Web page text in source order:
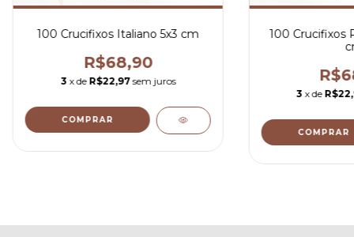
100 Crucifixos Italiano 5x3 cm
R$68,90
3 x de R$22,97 sem juros
COMPRAR
100 Crucifixos
3 x de
COMPRAR